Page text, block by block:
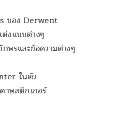
ของ Derwent
งแบบต่างๆ
ษรและข้อความต่างๆ
ในตัว
าษสติกเกอร์